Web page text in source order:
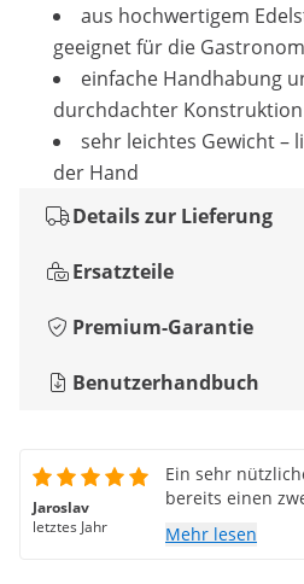
aus hochwertigem
geeignet für die
einfache Handhabung
durchdachter Konstruktion
sehr leichtes Gewicht –
der Hand
Details zur Lieferung
Ersatzteile
Premium-Garantie
Benutzerhandbuch
Jaroslav
letztes Jahr
Ein sehr
bereits einen
Mehr lesen